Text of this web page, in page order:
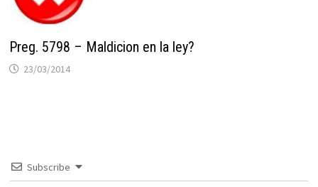
Preg. 5798 – Maldicion en la ley?
23/03/2014
Subscribe